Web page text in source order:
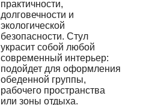
практичности,
долговечности и
экологической
безопасности. Стул
украсит собой любой
современный интерьер:
подойдет для оформления
обеденной группы,
рабочего пространства
или зоны отдыха.